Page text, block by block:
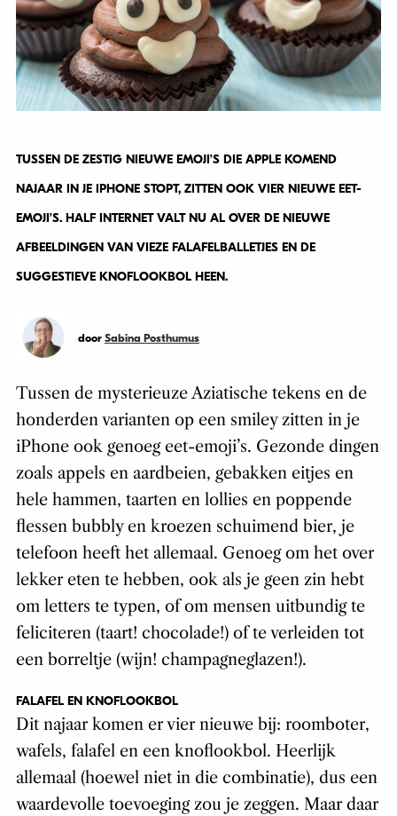
TUSSEN DE ZESTIG NIEUWE EMOJI’S DIE APPLE KOMEND
NAJAAR IN JE IPHONE STOPT, ZITTEN OOK VIER NIEUWE EET-
EMOJI’S. HALF INTERNET VALT NU AL OVER DE NIEUWE
AFBEELDINGEN VAN VIEZE FALAFELBALLETJES EN DE
SUGGESTIEVE KNOFLOOKBOL HEEN.
door Sabina Posthumus
Tussen de mysterieuze Aziatische tekens en de
honderden varianten op een smiley zitten in je
iPhone ook genoeg eet-emoji’s. Gezonde dingen
zoals appels en aardbeien, gebakken eitjes en
hele hammen, taarten en lollies en poppende
flessen bubbly en kroezen schuimend bier, je
telefoon heeft het allemaal. Genoeg om het over
lekker eten te hebben, ook als je geen zin hebt
om letters te typen, of om mensen uitbundig te
feliciteren (taart! chocolade!) of te verleiden tot
een borreltje (wijn! champagneglazen!).
FALAFEL EN KNOFLOOKBOL
Dit najaar komen er vier nieuwe bij: roomboter,
wafels, falafel en een knoflookbol. Heerlijk
allemaal (hoewel niet in die combinatie), dus een
waardevolle toevoeging zou je zeggen. Maar daar